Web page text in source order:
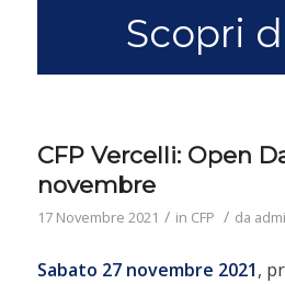
Scopri
CFP Vercelli: Open
novembre
17 Novembre 2021 / in CFP / da
Sabato 27 novembre 2021,